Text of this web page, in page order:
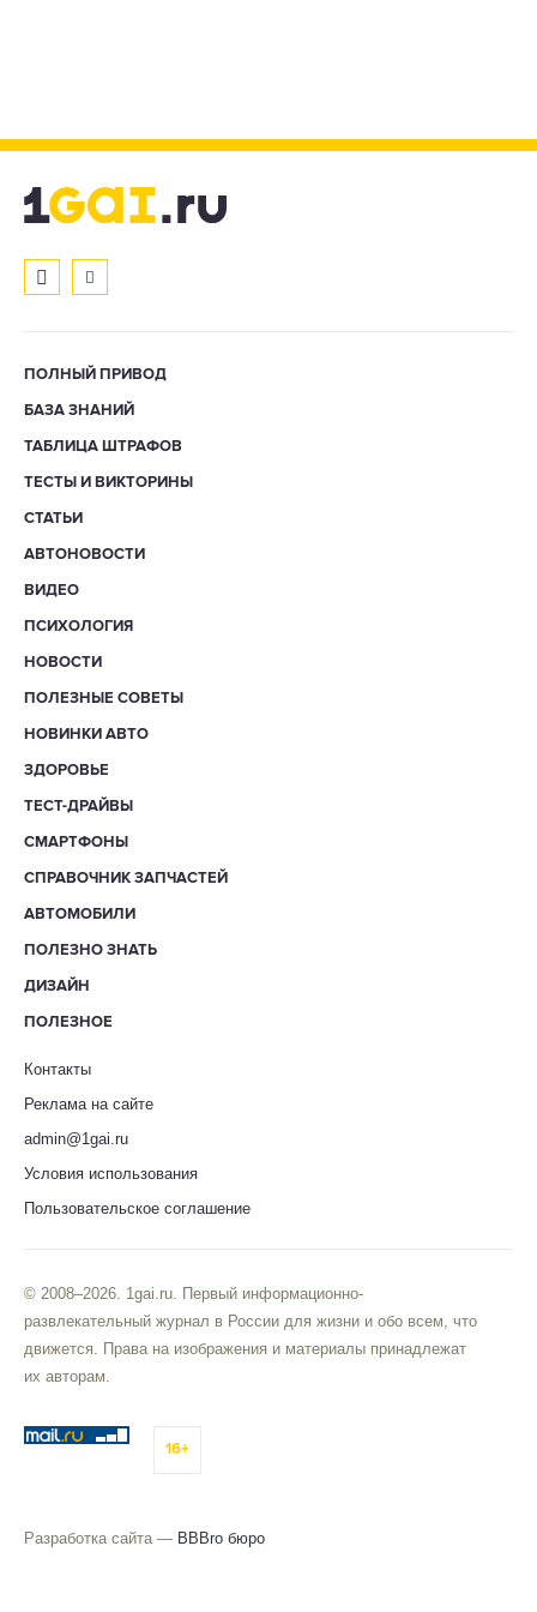
ПОЛНЫЙ ПРИВОД
БАЗА ЗНАНИЙ
ТАБЛИЦА ШТРАФОВ
ТЕСТЫ И ВИКТОРИНЫ
СТАТЬИ
АВТОНОВОСТИ
ВИДЕО
ПСИХОЛОГИЯ
НОВОСТИ
ПОЛЕЗНЫЕ СОВЕТЫ
НОВИНКИ АВТО
ЗДОРОВЬЕ
ТЕСТ-ДРАЙВЫ
СМАРТФОНЫ
СПРАВОЧНИК ЗАПЧАСТЕЙ
АВТОМОБИЛИ
ПОЛЕЗНО ЗНАТЬ
ДИЗАЙН
ПОЛЕЗНОЕ
Контакты
Реклама на сайте
admin@1gai.ru
Условия использования
Пользовательское соглашение
© 2008–2026. 1gai.ru. Первый информационно-
развлекательный журнал в России для жизни и обо всем, что
движется. Права на изображения и материалы принадлежат
их авторам.
16+
Разработка сайта — BBBro бюро